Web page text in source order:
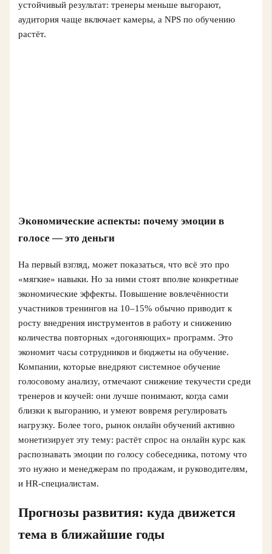
устойчивый результат: тренеры меньше выгорают,
аудитория чаще включает камеры, а NPS по обучению
растёт.
Экономические аспекты: почему эмоции в
голосе — это деньги
На первый взгляд, может показаться, что всё это про
«мягкие» навыки. Но за ними стоят вполне конкретные
экономические эффекты. Повышение вовлечённости
участников тренингов на 10–15% обычно приводит к
росту внедрения инструментов в работу и снижению
количества повторных «догоняющих» программ. Это
экономит часы сотрудников и бюджеты на обучение.
Компании, которые внедряют системное обучение
голосовому анализу, отмечают снижение текучести среди
тренеров и коучей: они лучше понимают, когда сами
близки к выгоранию, и умеют вовремя регулировать
нагрузку. Более того, рынок онлайн обучений активно
монетизирует эту тему: растёт спрос на онлайн курс как
распознавать эмоции по голосу собеседника, потому что
это нужно и менеджерам по продажам, и руководителям,
и HR‑специалистам.
Прогнозы развития: куда движется
тема в ближайшие годы